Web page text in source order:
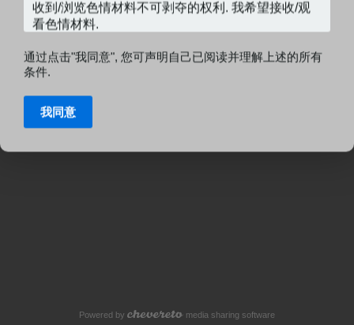
通过点击"我同意", 您可声明自己已阅读并理解上述的所有
条件.
我同意
Powered by media sharing software